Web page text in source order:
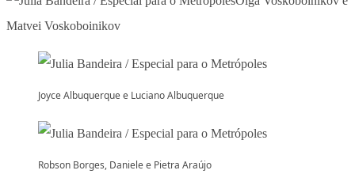
Matvei Voskoboinikov
Joyce Albuquerque e Luciano Albuquerque
Robson Borges, Daniele e Pietra Araújo